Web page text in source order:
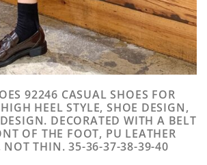
92246 CASUAL SHOES FOR
HEEL STYLE, SHOE DESIGN,
DECORATED WITH A BELT
OF THE FOOT, PU LEATHER
NOT THIN. 35-36-37-38-39-40